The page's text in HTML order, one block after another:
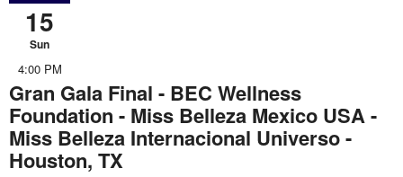
15
Sun
4:00 PM
Gran Gala Final - BEC Wellness
Foundation - Miss Belleza Mexico USA -
Miss Belleza Internacional Universo -
Houston, TX